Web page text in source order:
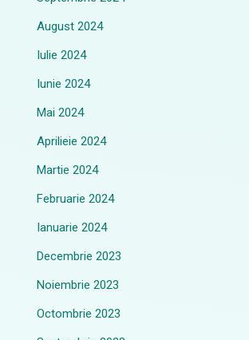
August 2024
Iulie 2024
Iunie 2024
Mai 2024
Aprilieie 2024
Martie 2024
Februarie 2024
Ianuarie 2024
Decembrie 2023
Noiembrie 2023
Octombrie 2023